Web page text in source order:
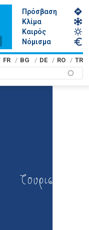
Πρόσβαση
Κλίμα
Καιρός
Νόμισμα
FR BG DE RO TR
Τουρισμός